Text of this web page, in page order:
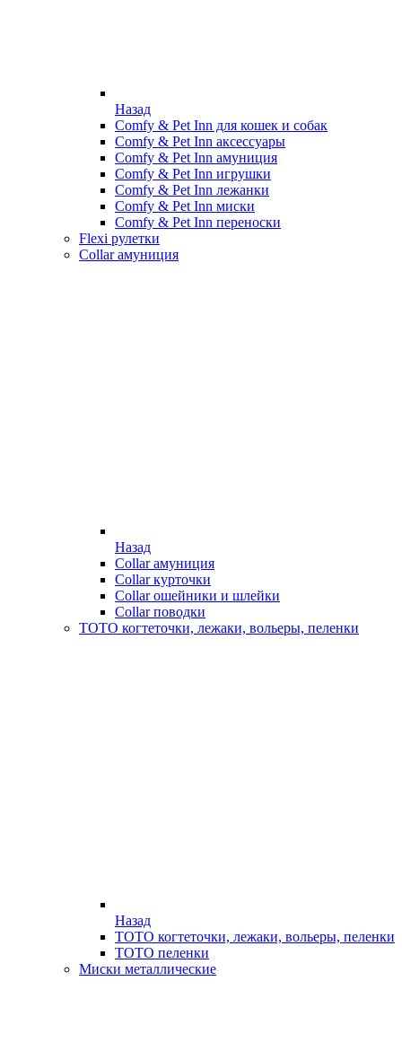
Назад
Comfy & Pet Inn для кошек и собак
Comfy & Pet Inn аксессуары
Comfy & Pet Inn амуниция
Comfy & Pet Inn игрушки
Comfy & Pet Inn лежанки
Comfy & Pet Inn миски
Comfy & Pet Inn переноски
Flexi рулетки
Collar амуниция
Назад
Collar амуниция
Collar курточки
Collar ошейники и шлейки
Collar поводки
ТОТО когтеточки, лежаки, вольеры, пеленки
Назад
ТОТО когтеточки, лежаки, вольеры, пеленки
ТОТО пеленки
Миски металлические